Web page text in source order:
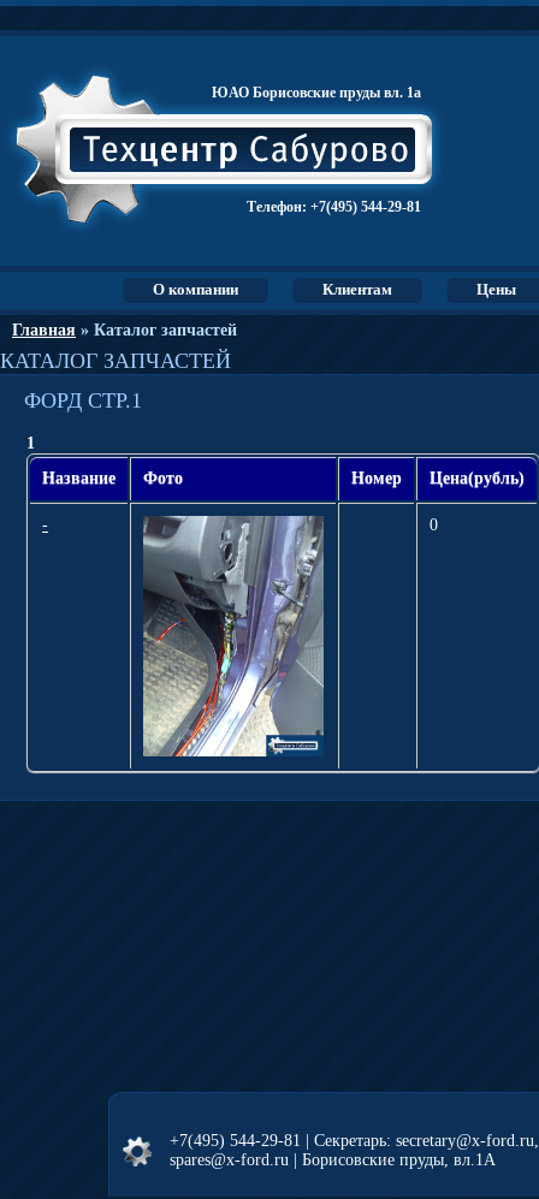
ЮАО Борисовские пруды вл. 1а
Телефон: +7(495) 544-29-81
О компании Клиентам Цены
Главная » Каталог запчастей
КАТАЛОГ ЗАПЧАСТЕЙ
ФОРД СТР.1
1
Название
Фото Номер Цена(рубль)
- 0
+7(495) 544-29-81 | Секретарь: secretary@x-
spares@x-ford.ru | Борисовские пруды, вл.1А